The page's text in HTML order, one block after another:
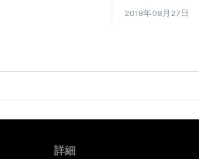
2018年08月27日
詳細